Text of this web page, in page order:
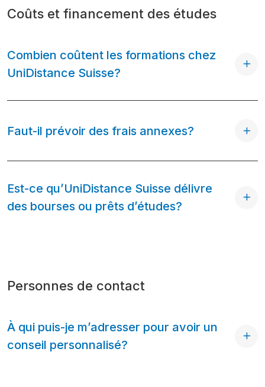
Coûts et financement des études
Combien coûtent les formations chez
UniDistance Suisse?
Faut-il prévoir des frais annexes?
Est-ce qu’UniDistance Suisse délivre
des bourses ou prêts d’études?
Personnes de contact
À qui puis-je m’adresser pour avoir un
conseil personnalisé?